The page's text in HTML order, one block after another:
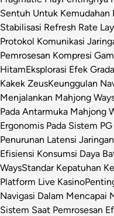
Sentuh Untuk Kemudahan
Stabilisasi Refresh Rate
Protokol Komunikasi
Pemrosesan Kompresi
HitamEksplorasi Efek
Kakek ZeusKeunggulan
Menjalankan Mahjong
Pada Antarmuka Mahjong
Ergonomis Pada Sistem
Penurunan Latensi
Efisiensi Konsumsi Daya
WaysStandar Kepatuhan
Platform Live Kasino
Navigasi Dalam Mencapai
Sistem Saat Pemrosesan